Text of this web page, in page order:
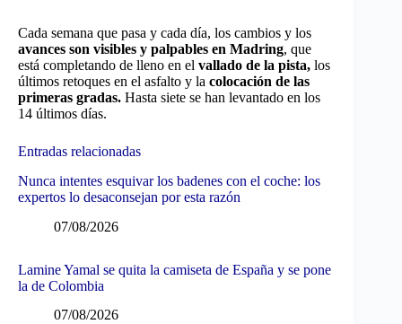
Cada semana que pasa y cada día, los cambios y los
avances son visibles y palpables en Madring, que
está completando de lleno en el vallado de la pista, los
últimos retoques en el asfalto y la colocación de las
primeras gradas. Hasta siete se han levantado en los
14 últimos días.
Entradas relacionadas
Nunca intentes esquivar los badenes con el coche: los
expertos lo desaconsejan por esta razón
07/08/2026
Lamine Yamal se quita la camiseta de España y se pone
la de Colombia
07/08/2026